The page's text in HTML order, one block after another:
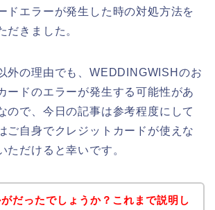
ドエラーが発生した時の対処方法を
だきました。
外の理由でも、WEDDINGWISHのお
ードのエラーが発生する可能性があ
ので、今日の記事は参考程度にして
ご自身でクレジットカードが使えな
ただけると幸いです。
だったでしょうか？これまで説明し